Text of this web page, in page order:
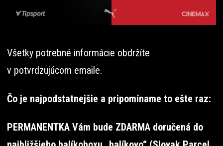
Všetky potrebné informácie obdržíte
v potvrdzujúcom emaile.
Čo je najpodstatnejšie a pripomíname to ešte raz:
PERMANENTKA Vám bude ZDARMA doručená do